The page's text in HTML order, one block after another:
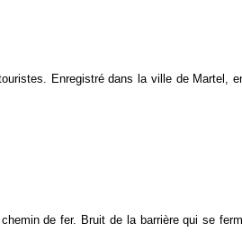
Enregistré dans la ville de Martel,
de fer. Bruit de la barrière qui se